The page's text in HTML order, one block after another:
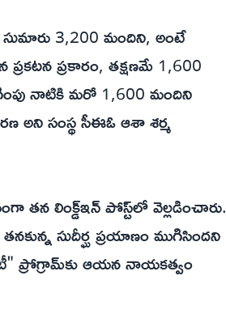
3,200 మందిని, అంటే
ప్రకారం, తక్షణమే 1,600
నాటికి మరో 1,600 మందిని
అని సంస్థ సీఈఓ ఆశా శర్మ
తన లింక్డ్‌ఇన్ పోస్ట్‌లో వెల్లడించారు.
సుదీర్ఘ ప్రయాణం ముగిసిందని
ప్రోగ్రామ్‌కు ఆయన నాయకత్వం